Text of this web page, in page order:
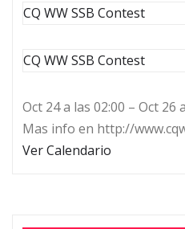
CQ WW SSB Contest
CQ WW SSB Contest
Oct 24 a las 02:00 – Oct 26
Mas info en http://
Ver Calendario